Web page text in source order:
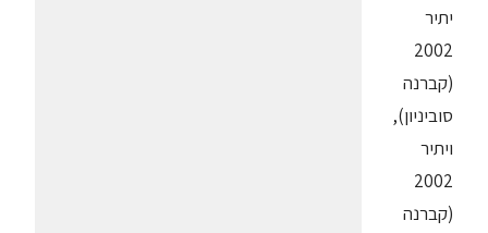
יתיר
2002
(קברנה
סוביניון),
ויתיר
2002
(קברנה